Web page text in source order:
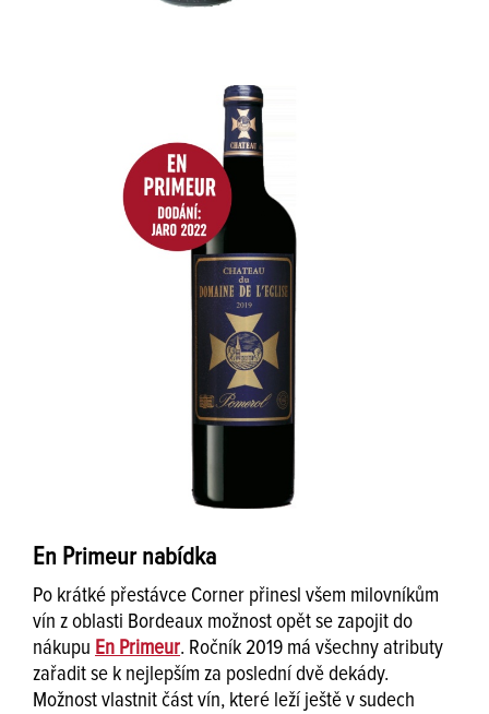
En Primeur nabídka
Po krátké přestávce Corner přinesl všem milovníkům
vín z oblasti Bordeaux možnost opět se zapojit do
nákupu En Primeur. Ročník 2019 má všechny atributy
zařadit se k nejlepším za poslední dvě dekády.
Možnost vlastnit část vín, které leží ještě v sudech